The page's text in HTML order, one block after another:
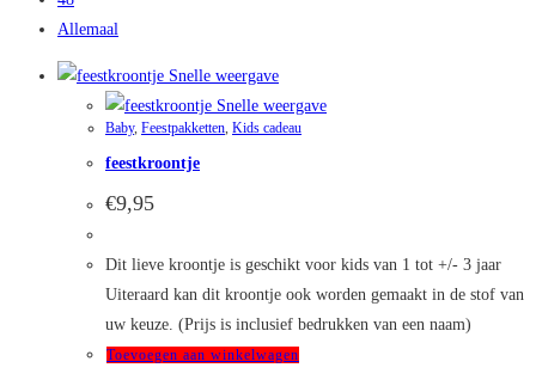
Allemaal
Snelle weergave
Snelle weergave
Baby, Feestpakketten, Kids cadeau
feestkroontje
€9,95
Dit lieve kroontje is geschikt voor kids van 1 tot +/- 3 jaar
Uiteraard kan dit kroontje ook worden gemaakt in de stof van
uw keuze. (Prijs is inclusief bedrukken van een naam)
Toevoegen aan winkelwagen